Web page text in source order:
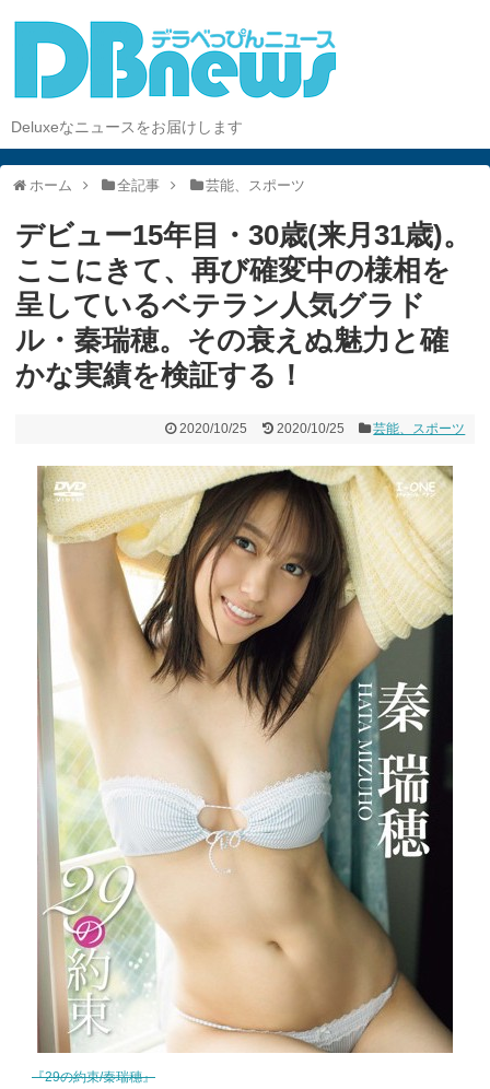
Deluxeなニュースをお届けします
ホーム 全記事 芸能、スポーツ
デビュー15年目・30歳(来月31歳)。
ここにきて、再び確変中の様相を
呈しているベテラン人気グラド
ル・秦瑞穂。その衰えぬ魅力と確
かな実績を検証する！
2020/10/25 2020/10/25 芸能、スポーツ
『29の約束/秦瑞穗』